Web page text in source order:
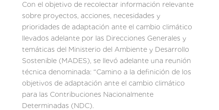
Con el objetivo de recolectar información relevante
sobre proyectos, acciones, necesidades y
prioridades de adaptación ante el cambio climático
llevados adelante por las Direcciones Generales y
temáticas del Ministerio del Ambiente y Desarrollo
Sostenible (MADES), se llevó adelante una reunión
técnica denominada: “Camino a la definición de los
objetivos de adaptación ante el cambio climático
para las Contribuciones Nacionalmente
Determinadas (NDC).